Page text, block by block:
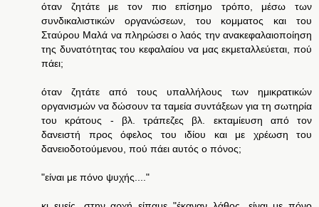
όταν ζητάτε με τον πιο επίσημο τρόπο, μέσω των
συνδικαλιστικών οργανώσεων, του κομματος και του
Σταύρου Μαλά να πληρώσει ο λαός την ανακεφαλαιοποίηση
της δυνατότητας του κεφαλαίου να μας εκμεταλλεύεται, πού
πάει;
όταν ζητάτε από τους υπαλλήλους των ημικρατικών
οργανισμών να δώσουν τα ταμεία συντάξεων για τη σωτηρία
του κράτους - βλ. τράπεζες βλ. εκταμίευση από τον
δανειστή προς όφελος του ιδίου και με χρέωση του
δανειοδοτούμενου, πού πάει αυτός ο πόνος;
"είναι με πόνο ψυχής...."